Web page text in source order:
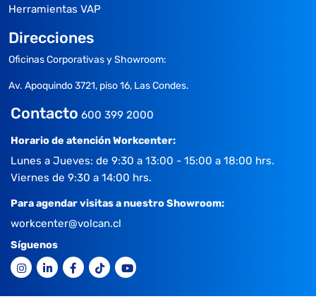
Herramientas VAP
Direcciones
Oficinas Corporativas y Showroom:
Av. Apoquindo 3721, piso 16, Las Condes.
Contacto 600 399 2000
Horario de atención Workcenter:
Lunes a Jueves: de 9:30 a 13:00 - 15:00 a 18:00 hrs.
Viernes de 9:30 a 14:00 hrs.
Para agendar visitas a nuestro Showroom:
workcenter@volcan.cl
Síguenos